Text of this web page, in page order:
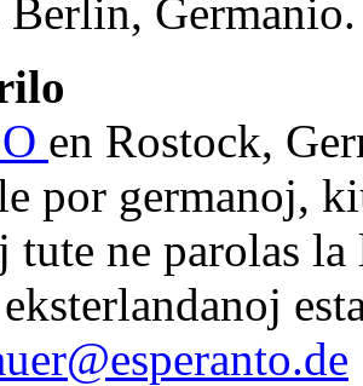
Berlin,
en Rostock,
por germanoj,
tute ne parolas